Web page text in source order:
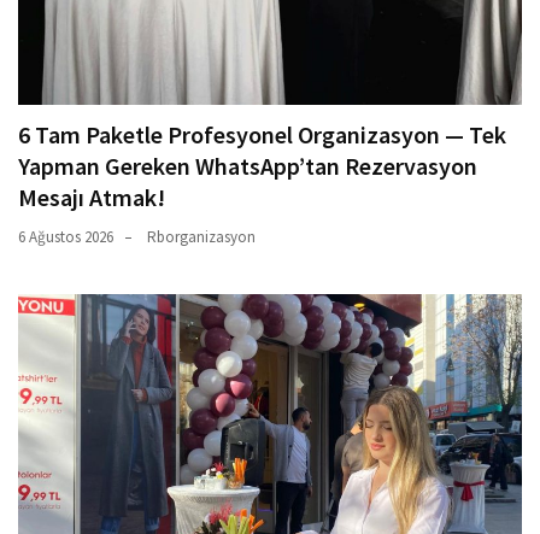
6 Tam Paketle Profesyonel Organizasyon — Tek
Yapman Gereken WhatsApp’tan Rezervasyon
Mesajı Atmak!
6 Ağustos 2026 Rborganizasyon